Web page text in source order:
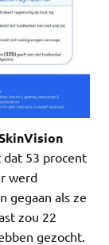
dat 53 procent
werd
gegaan als ze
zou 22
gezocht.